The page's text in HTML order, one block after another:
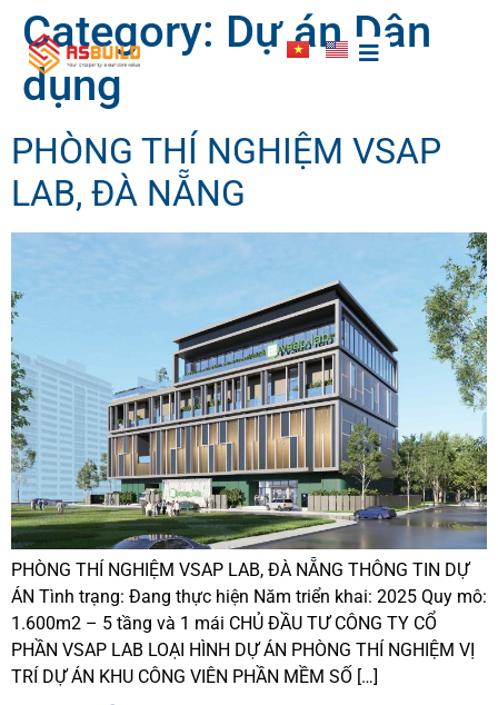
Category: Dự án Dân
dụng
PHÒNG THÍ NGHIỆM VSAP
LAB, ĐÀ NẴNG
PHÒNG THÍ NGHIỆM VSAP LAB, ĐÀ NẴNG THÔNG TIN DỰ
ÁN Tình trạng: Đang thực hiện Năm triển khai: 2025 Quy mô:
1.600m2 – 5 tầng và 1 mái CHỦ ĐẦU TƯ CÔNG TY CỔ
PHẦN VSAP LAB LOẠI HÌNH DỰ ÁN PHÒNG THÍ NGHIỆM VỊ
TRÍ DỰ ÁN KHU CÔNG VIÊN PHẦN MỀM SỐ […]